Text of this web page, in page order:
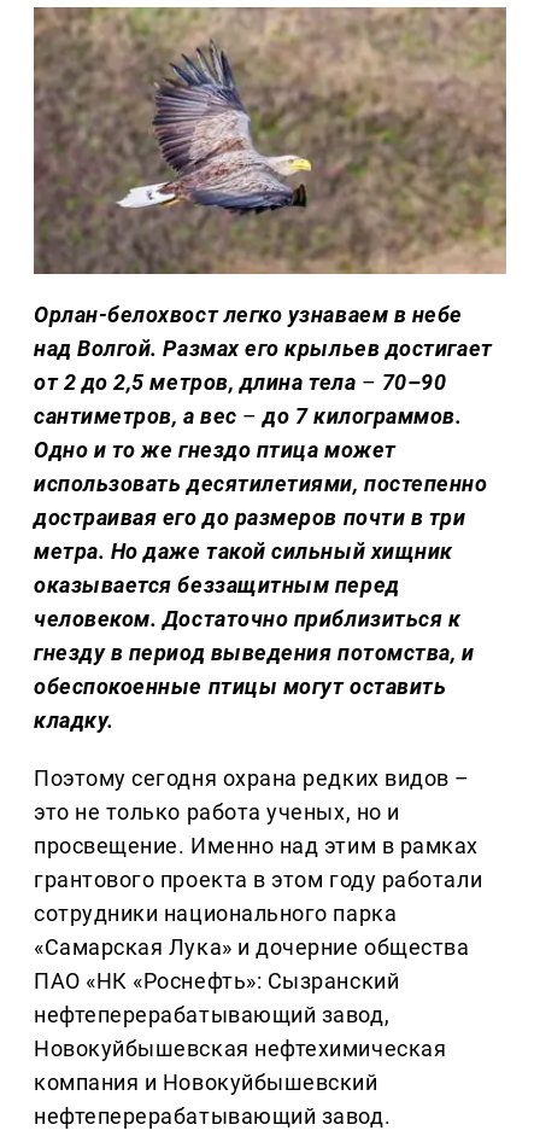
Орлан-белохвост легко узнаваем в небе
над Волгой. Размах его крыльев достигает
от 2 до 2,5 метров, длина тела – 70–90
сантиметров, а вес – до 7 килограммов.
Одно и то же гнездо птица может
использовать десятилетиями, постепенно
достраивая его до размеров почти в три
метра. Но даже такой сильный хищник
оказывается беззащитным перед
человеком. Достаточно приблизиться к
гнезду в период выведения потомства, и
обеспокоенные птицы могут оставить
кладку.
Поэтому сегодня охрана редких видов –
это не только работа ученых, но и
просвещение. Именно над этим в рамках
грантового проекта в этом году работали
сотрудники национального парка
«Самарская Лука» и дочерние общества
ПАО «НК «Роснефть»: Сызранский
нефтеперерабатывающий завод,
Новокуйбышевская нефтехимическая
компания и Новокуйбышевский
нефтеперерабатывающий завод.